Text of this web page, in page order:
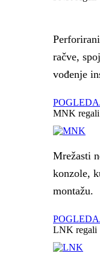
račve,
vođenje
MNK regali
Mrežasti
konzole,
montažu.
LNK regali